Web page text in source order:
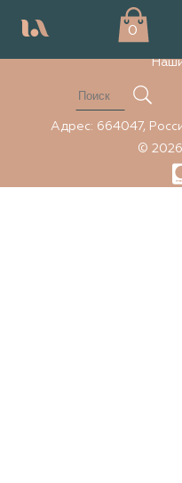
0
Элемент не найден
Адрес: 664047,
©